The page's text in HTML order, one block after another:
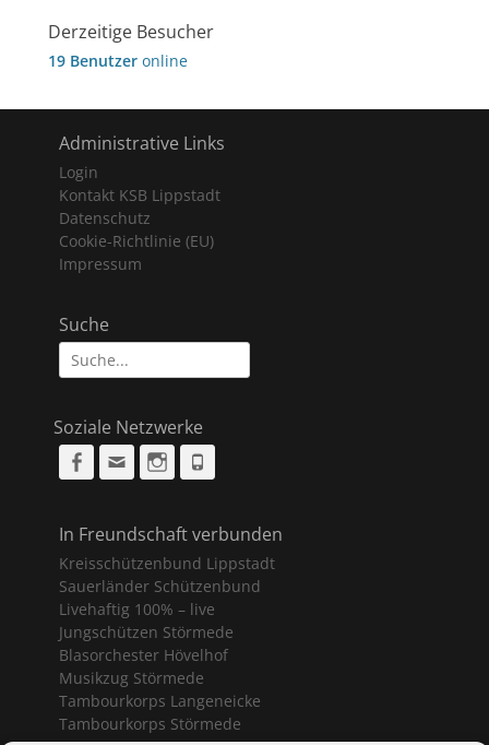
Derzeitige Besucher
19 Benutzer online
Administrative Links
Login
Kontakt KSB Lippstadt
Datenschutz
Cookie-Richtlinie (EU)
Impressum
Suche
Suche
nach:
Soziale Netzwerke
Facebook
Email Instagram
In Freundschaft verbunden
Kreisschützenbund Lippstadt
Sauerländer Schützenbund
Livehaftig 100% – live
Jungschützen Störmede
Blasorchester Hövelhof
Musikzug Störmede
Tambourkorps Langeneicke
Tambourkorps Störmede